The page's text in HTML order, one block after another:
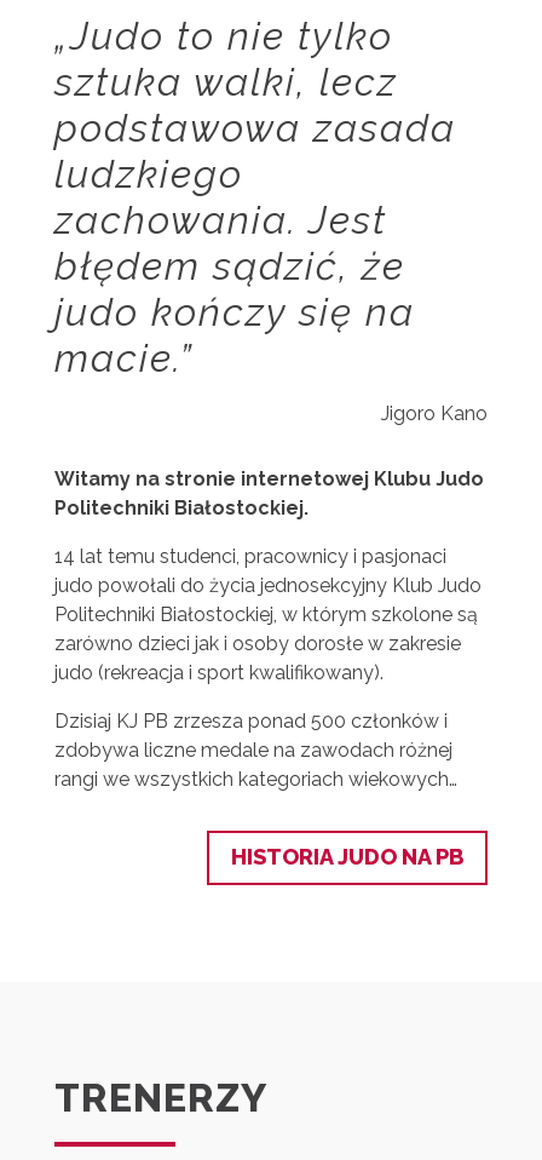
„Judo to nie tylko
sztuka walki, lecz
podstawowa zasada
ludzkiego
zachowania. Jest
błędem sądzić, że
judo kończy się na
macie.”
Jigoro Kano
Witamy na stronie internetowej Klubu Judo
Politechniki Białostockiej.
14 lat temu studenci, pracownicy i pasjonaci
judo powołali do życia jednosekcyjny Klub Judo
Politechniki Białostockiej, w którym szkolone są
zarówno dzieci jak i osoby dorosłe w zakresie
judo (rekreacja i sport kwalifikowany).
Dzisiaj KJ PB zrzesza ponad 500 członków i
zdobywa liczne medale na zawodach różnej
rangi we wszystkich kategoriach wiekowych…
HISTORIA JUDO NA PB
TRENERZY